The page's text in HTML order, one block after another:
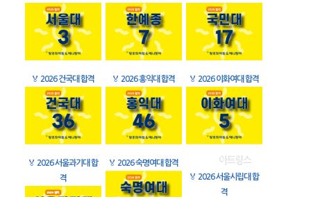
🏅 2026 건국대 합격 🏅 2026 홍익대 합격 🏅 2026 이화여대 합격
🏅 2026 서울과기대 합
격
🏅 2026 숙명여대 합격
🏅 2026 서울시립대 합
격